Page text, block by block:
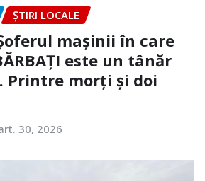
ȘTIRI LOCALE
Șoferul mașinii în care
este un tânăr
Printre morți și doi
30, 2026